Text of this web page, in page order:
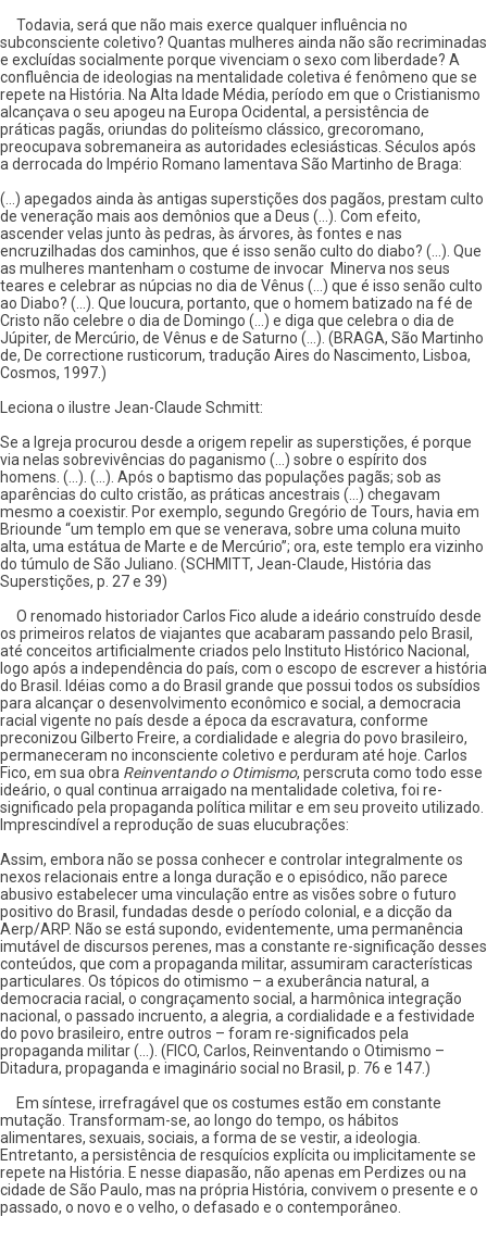
Todavia, será que não mais exerce qualquer influência no
subconsciente coletivo? Quantas mulheres ainda não são recriminadas
e excluídas socialmente porque vivenciam o sexo com liberdade? A
confluência de ideologias na mentalidade coletiva é fenômeno que se
repete na História. Na Alta Idade Média, período em que o Cristianismo
alcançava o seu apogeu na Europa Ocidental, a persistência de
práticas pagãs, oriundas do politeísmo clássico, grecoromano,
preocupava sobremaneira as autoridades eclesiásticas. Séculos após
a derrocada do Império Romano lamentava São Martinho de Braga:
(...) apegados ainda às antigas superstições dos pagãos, prestam culto
de veneração mais aos demônios que a Deus (...). Com efeito,
ascender velas junto às pedras, às árvores, às fontes e nas
encruzilhadas dos caminhos, que é isso senão culto do diabo? (...). Que
as mulheres mantenham o costume de invocar Minerva nos seus
teares e celebrar as núpcias no dia de Vênus (...) que é isso senão culto
ao Diabo? (...). Que loucura, portanto, que o homem batizado na fé de
Cristo não celebre o dia de Domingo (...) e diga que celebra o dia de
Júpiter, de Mercúrio, de Vênus e de Saturno (...). (BRAGA, São Martinho
de, De correctione rusticorum, tradução Aires do Nascimento, Lisboa,
Cosmos, 1997.)
Leciona o ilustre Jean-Claude Schmitt:
Se a Igreja procurou desde a origem repelir as superstições, é porque
via nelas sobrevivências do paganismo (...) sobre o espírito dos
homens. (...). (...). Após o baptismo das populações pagãs; sob as
aparências do culto cristão, as práticas ancestrais (...) chegavam
mesmo a coexistir. Por exemplo, segundo Gregório de Tours, havia em
Briounde “um templo em que se venerava, sobre uma coluna muito
alta, uma estátua de Marte e de Mercúrio”; ora, este templo era vizinho
do túmulo de São Juliano. (SCHMITT, Jean-Claude, História das
Superstições, p. 27 e 39)
O renomado historiador Carlos Fico alude a ideário construído desde
os primeiros relatos de viajantes que acabaram passando pelo Brasil,
até conceitos artificialmente criados pelo Instituto Histórico Nacional,
logo após a independência do país, com o escopo de escrever a história
do Brasil. Idéias como a do Brasil grande que possui todos os subsídios
para alcançar o desenvolvimento econômico e social, a democracia
racial vigente no país desde a época da escravatura, conforme
preconizou Gilberto Freire, a cordialidade e alegria do povo brasileiro,
permaneceram no inconsciente coletivo e perduram até hoje. Carlos
Fico, em sua obra Reinventando o Otimismo, perscruta como todo esse
ideário, o qual continua arraigado na mentalidade coletiva, foi re-
significado pela propaganda política militar e em seu proveito utilizado.
Imprescindível a reprodução de suas elucubrações:
Assim, embora não se possa conhecer e controlar integralmente os
nexos relacionais entre a longa duração e o episódico, não parece
abusivo estabelecer uma vinculação entre as visões sobre o futuro
positivo do Brasil, fundadas desde o período colonial, e a dicção da
Aerp/ARP. Não se está supondo, evidentemente, uma permanência
imutável de discursos perenes, mas a constante re-significação desses
conteúdos, que com a propaganda militar, assumiram características
particulares. Os tópicos do otimismo – a exuberância natural, a
democracia racial, o congraçamento social, a harmônica integração
nacional, o passado incruento, a alegria, a cordialidade e a festividade
do povo brasileiro, entre outros – foram re-significados pela
propaganda militar (...). (FICO, Carlos, Reinventando o Otimismo –
Ditadura, propaganda e imaginário social no Brasil, p. 76 e 147.)
Em síntese, irrefragável que os costumes estão em constante
mutação. Transformam-se, ao longo do tempo, os hábitos
alimentares, sexuais, sociais, a forma de se vestir, a ideologia.
Entretanto, a persistência de resquícios explícita ou implicitamente se
repete na História. E nesse diapasão, não apenas em Perdizes ou na
cidade de São Paulo, mas na própria História, convivem o presente e o
passado, o novo e o velho, o defasado e o contemporâneo.